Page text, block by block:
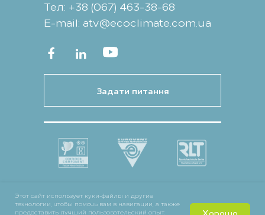
Этот сайт использует куки-файлы и другие
технологии, чтобы помочь вам в навигации, а также
предоставить лучший пользовательский опыт.
Хорошо
Тел: +38 (067) 463-38-68
Е-mail: atv@ecoclimate.com.ua
Задати питання